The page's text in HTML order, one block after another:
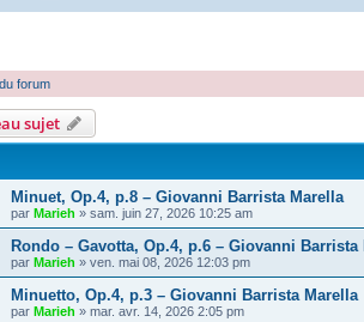
forum
sujet
Minuet, Op.4, p.8 – Giovanni Barrista Marella
par Marieh » sam. juin 27, 2026 10:25 am
Rondo – Gavotta, Op.4, p.6 – Giovanni Barrista
par Marieh » ven. mai 08, 2026 12:03 pm
Minuetto, Op.4, p.3 – Giovanni Barrista Marella
par Marieh » mar. avr. 14, 2026 2:05 pm